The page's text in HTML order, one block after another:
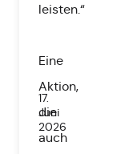
17.
Juni
2026
leisten.“
Eine
Aktion,
die
auch